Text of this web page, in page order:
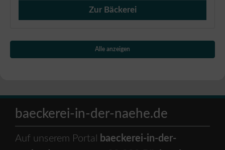
Verkauf von Brötchen,
Zur Bäckerei
Alle anzeigen
baeckerei-in-der-naehe.de
Auf unserem Portal
baeckerei-in-der-